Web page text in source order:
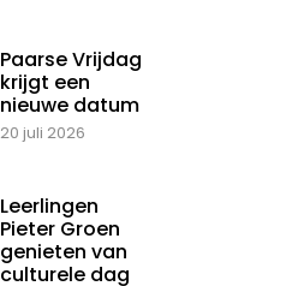
Paarse Vrijdag
krijgt een
nieuwe datum
20 juli 2026
Leerlingen
Pieter Groen
genieten van
culturele dag